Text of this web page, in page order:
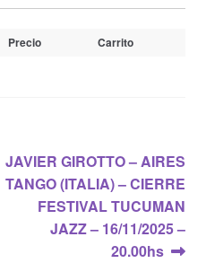
Precio Carrito
Siguiente:
JAVIER GIROTTO – AIRES
TANGO (ITALIA) – CIERRE
FESTIVAL TUCUMAN
JAZZ – 16/11/2025 –
20.00hs